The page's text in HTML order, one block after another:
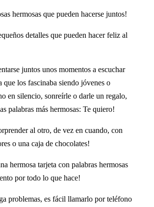
hermosas que pueden hacerse juntos!
detalles que pueden hacer feliz al
juntos unos momentos a escuchar
que los fascinaba siendo jóvenes o
en silencio, sonreírle o darle un regalo,
palabras más hermosas: Te quiero!
al otro, de vez en cuando, con
o una caja de chocolates!
hermosa tarjeta con palabras hermosas
por todo lo que hace!
problemas, es fácil llamarlo por teléfono